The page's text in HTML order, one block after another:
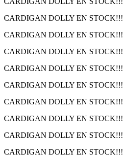
CARDIGAN DOLLY EN STOCK!!!
CARDIGAN DOLLY EN STOCK!!!
CARDIGAN DOLLY EN STOCK!!!
CARDIGAN DOLLY EN STOCK!!!
CARDIGAN DOLLY EN STOCK!!!
CARDIGAN DOLLY EN STOCK!!!
CARDIGAN DOLLY EN STOCK!!!
CARDIGAN DOLLY EN STOCK!!!
CARDIGAN DOLLY EN STOCK!!!